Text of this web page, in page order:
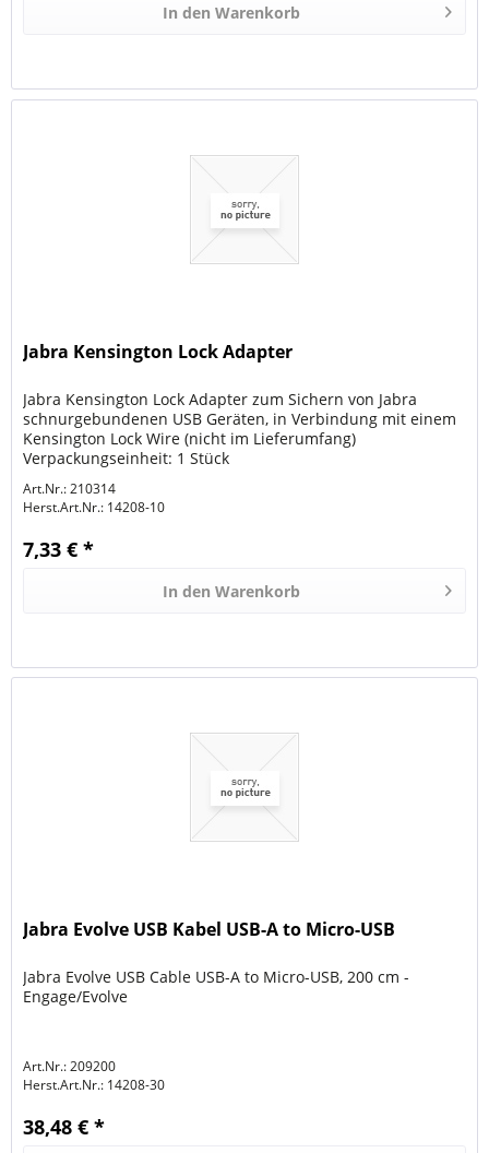
In den Warenkorb
Jabra Kensington Lock Adapter
Jabra Kensington Lock Adapter zum Sichern von Jabra
schnurgebundenen USB Geräten, in Verbindung mit einem
Kensington Lock Wire (nicht im Lieferumfang)
Verpackungseinheit: 1 Stück
Art.Nr.: 210314
Herst.Art.Nr.: 14208-10
7,33 € *
In den Warenkorb
Jabra Evolve USB Kabel USB-A to Micro-USB
Jabra Evolve USB Cable USB-A to Micro-USB, 200 cm -
Engage/Evolve
Art.Nr.: 209200
Herst.Art.Nr.: 14208-30
38,48 € *